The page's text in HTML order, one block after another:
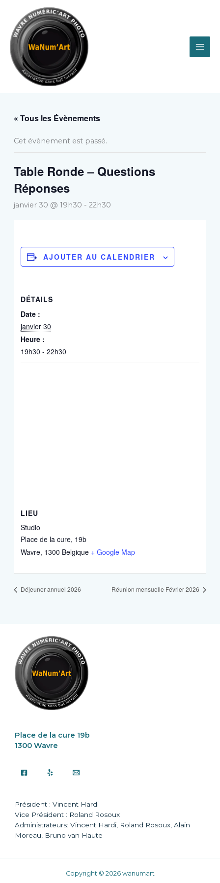
contenu
« Tous les Évènements
Cet évènement est passé.
Table Ronde – Questions
Réponses
janvier 30 @ 19h30 - 22h30
AJOUTER AU CALENDRIER
DÉTAILS
Date :
janvier 30
Heure :
19h30 - 22h30
LIEU
Studio
Place de la cure, 19b
Wavre, 1300 Belgique + Google Map
Déjeuner annuel 2026 Réunion mensuelle Février 2026
Place de la cure 19b
1300 Wavre
Président : Vincent Hardi
Vice Président : Roland Rosoux
Administrateurs: Vincent Hardi, Roland Rosoux, Alain
Moreau, Bruno van Haute
Copyright © 2026 wanumart